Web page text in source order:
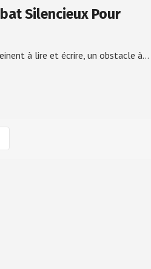
Silencieux Pour
à lire et écrire, un obstacle à…